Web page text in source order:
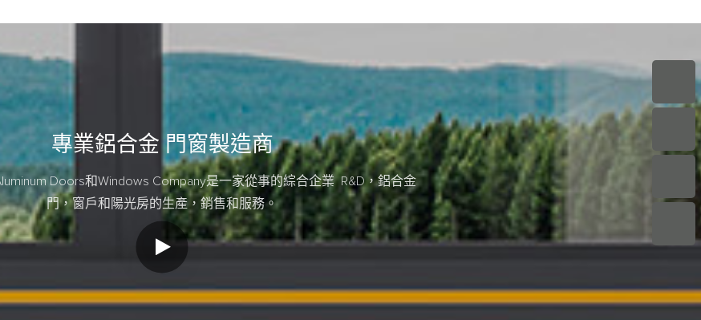
專業鋁合金 門窗製造商
Doors和Windows Company是一家從事的綜合企業 R&D，鋁合金
門，窗戶和陽光房的生產，銷售和服務。